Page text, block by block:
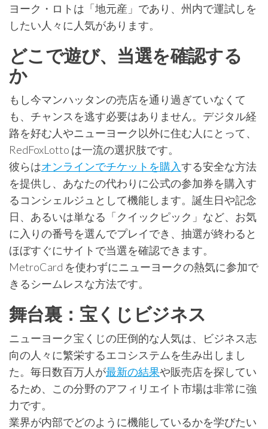
ヨーク・ロトは「地元産」であり、州内で運試しを
したい人々に人気があります。
どこで遊び、当選を確認する
か
もし今マンハッタンの売店を通り過ぎていなくて
も、チャンスを逃す必要はありません。デジタル経
路を好む人やニューヨーク以外に住む人にとって、
RedFoxLotto は一流の選択肢です。
彼らはオンラインでチケットを購入する安全な方法
を提供し、あなたの代わりに公式の参加券を購入す
るコンシェルジュとして機能します。誕生日や記念
日、あるいは単なる「クイックピック」など、お気
に入りの番号を選んでプレイでき、抽選が終わると
ほぼすぐにサイトで当選を確認できます。
MetroCard を使わずにニューヨークの熱気に参加で
きるシームレスな方法です。
舞台裏：宝くじビジネス
ニューヨーク宝くじの圧倒的な人気は、ビジネス志
向の人々に繁栄するエコシステムを生み出しまし
た。 毎日数百万人が最新の結果や販売店を探してい
るため、この分野のアフィリエイト市場は非常に強
力です。
業界が内部でどのように機能しているかを学びたい